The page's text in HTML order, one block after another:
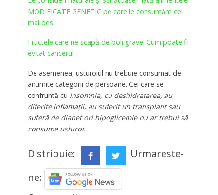
MODIFICATE GENETIC pe care le consumăm cel
mai des
Fructele care ne scapă de boli grave: Cum poate fi
evitat cancerul
De asemenea, usturoiul nu trebuie consumat de
anumite categorii de persoane. Cei care se
confruntă cu insomnia, cu deshidratarea, au
diferite inflamații, au suferit un transplant sau
suferă de diabet ori hipoglicemie nu ar trebui să
consume usturoi.
Distribuie:
Urmareste-
ne: